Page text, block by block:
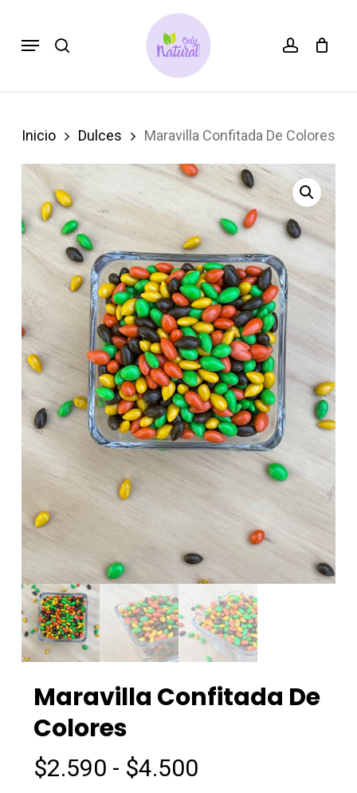
account
Menu
Inicio Dulces Maravilla Confitada De Colores
Maravilla Confitada De
Colores
$2.590 - $4.500Rango